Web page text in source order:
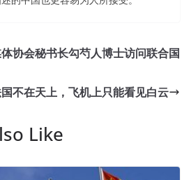
协会秘书长勾芍人博士访问联合国
不在天上，飞机上只能看见白云
Like